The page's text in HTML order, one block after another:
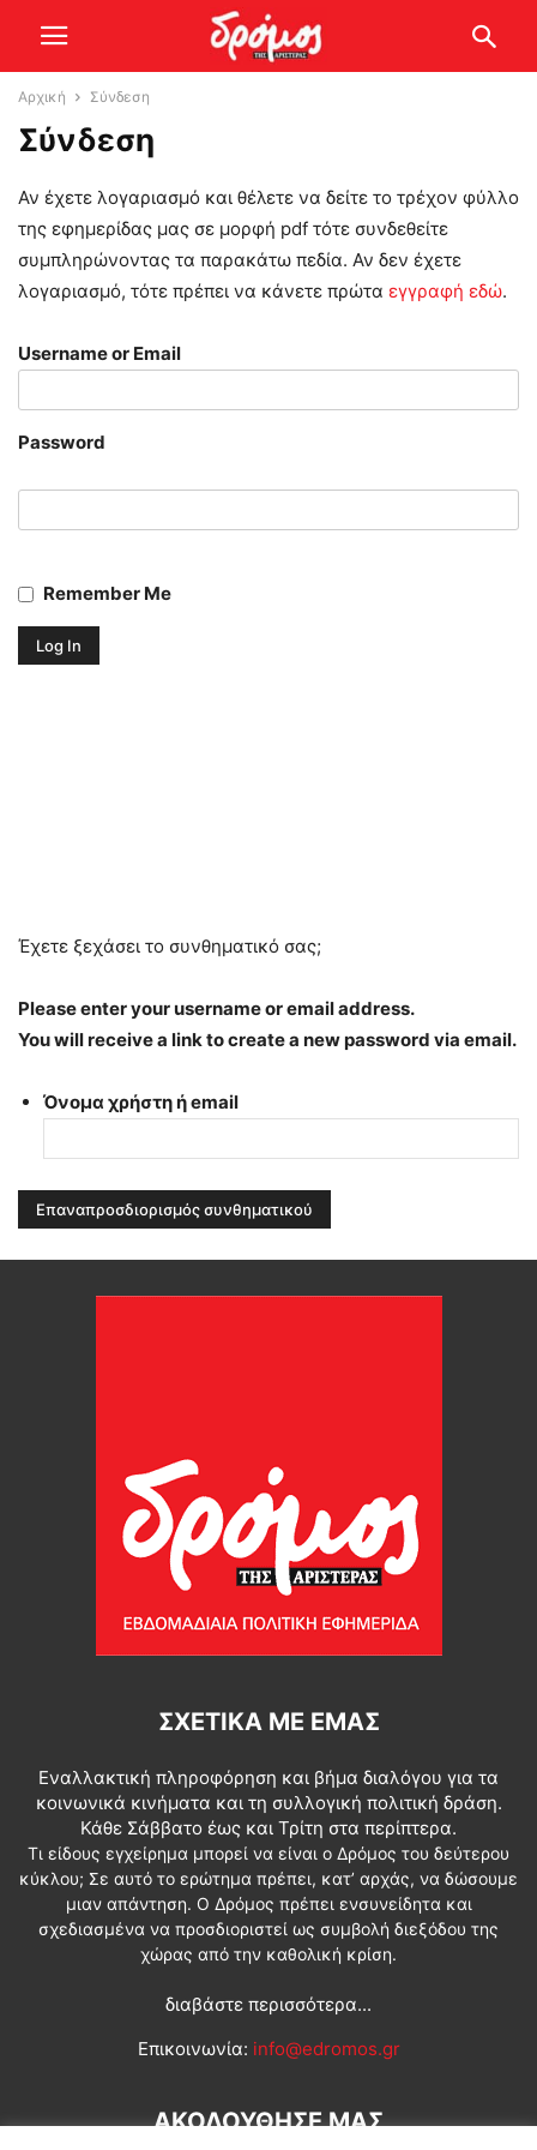
Αρχική Σύνδεση
Σύνδεση
Αν έχετε λογαριασμό και θέλετε να δείτε το τρέχον φύλλο
της εφημερίδας μας σε μορφή pdf τότε συνδεθείτε
συμπληρώνοντας τα παρακάτω πεδία. Αν δεν έχετε
λογαριασμό, τότε πρέπει να κάνετε πρώτα εγγραφή εδώ.
Username or Email
Password
Remember Me
Έχετε ξεχάσει το συνθηματικό σας;
Please enter your username or email address.
You will receive a link to create a new password via email.
Όνομα χρήστη ή email
ΣΧΕΤΙΚΆ ΜΕ ΕΜΆΣ
Εναλλακτική πληροφόρηση και βήμα διαλόγου για τα
κοινωνικά κινήματα και τη συλλογική πολιτική δράση.
Κάθε Σάββατο έως και Τρίτη στα περίπτερα.
Τι είδους εγχείρημα μπορεί να είναι ο Δρόμος του δεύτερου
κύκλου; Σε αυτό το ερώτημα πρέπει, κατ’ αρχάς, να δώσουμε
μιαν απάντηση. Ο Δρόμος πρέπει ενσυνείδητα και
σχεδιασμένα να προσδιοριστεί ως συμβολή διεξόδου της
χώρας από την καθολική κρίση.
διαβάστε περισσότερα...
Επικοινωνία: info@edromos.gr
ΑΚΟΛΟΥΘΗΣΕ ΜΑΣ